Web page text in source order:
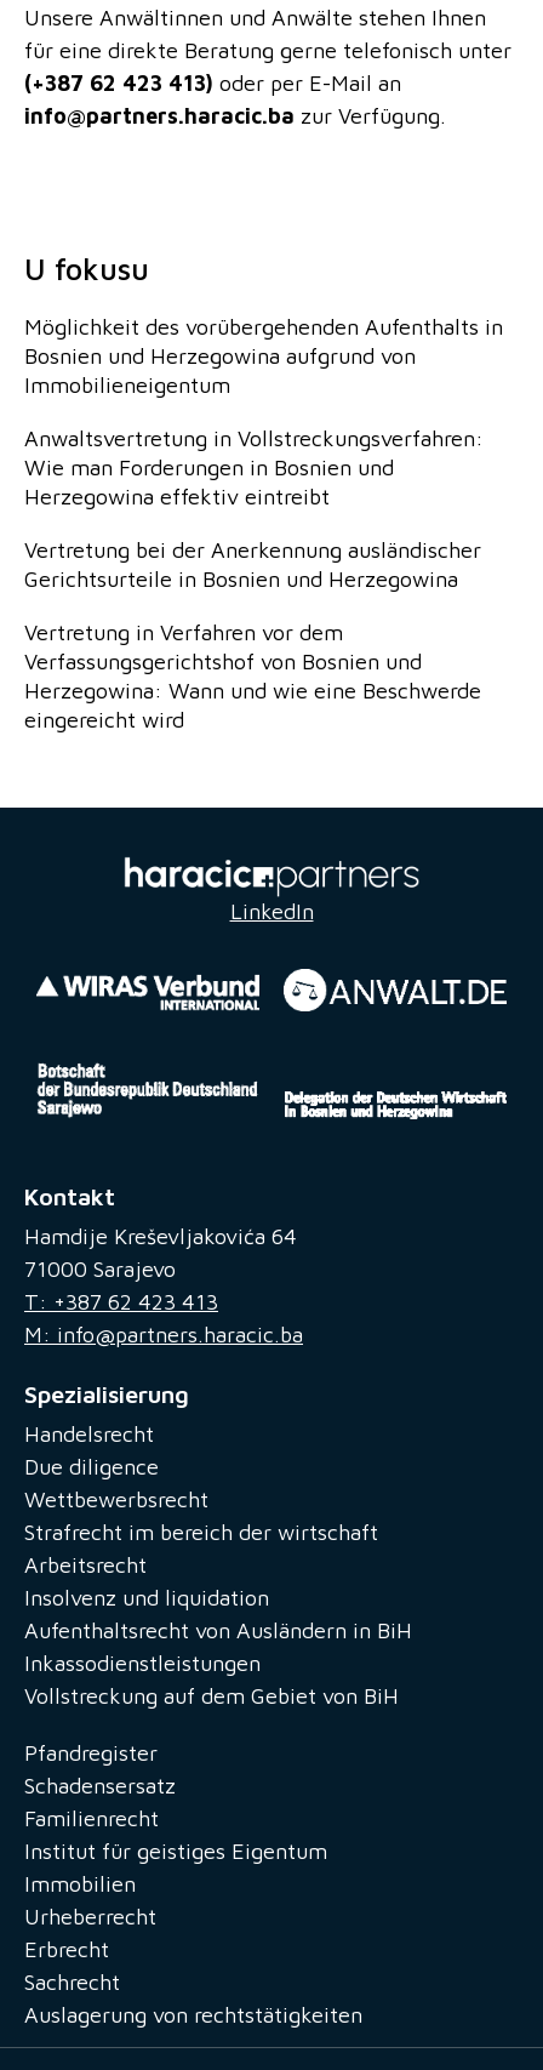
Unsere Anwältinnen und Anwälte stehen Ihnen
für eine direkte Beratung gerne telefonisch unter
(+387 62 423 413) oder per E-Mail an
info@partners.haracic.ba zur Verfügung.
U fokusu
Möglichkeit des vorübergehenden Aufenthalts in
Bosnien und Herzegowina aufgrund von
Immobilieneigentum
Anwaltsvertretung in Vollstreckungsverfahren:
Wie man Forderungen in Bosnien und
Herzegowina effektiv eintreibt
Vertretung bei der Anerkennung ausländischer
Gerichtsurteile in Bosnien und Herzegowina
Vertretung in Verfahren vor dem
Verfassungsgerichtshof von Bosnien und
Herzegowina: Wann und wie eine Beschwerde
eingereicht wird
LinkedIn
Kontakt
Hamdije Kreševljakovića 64
71000 Sarajevo
T: +387 62 423 413
M: info@partners.haracic.ba
Spezialisierung
Handelsrecht
Due diligence
Wettbewerbsrecht
Strafrecht im bereich der wirtschaft
Arbeitsrecht
Insolvenz und liquidation
Aufenthaltsrecht von Ausländern in BiH
Inkassodienstleistungen
Vollstreckung auf dem Gebiet von BiH
Pfandregister
Schadensersatz
Familienrecht
Institut für geistiges Eigentum
Immobilien
Urheberrecht
Erbrecht
Sachrecht
Auslagerung von rechtstätigkeiten